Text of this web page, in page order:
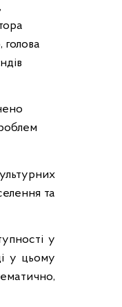
голова
та
у
у цьому